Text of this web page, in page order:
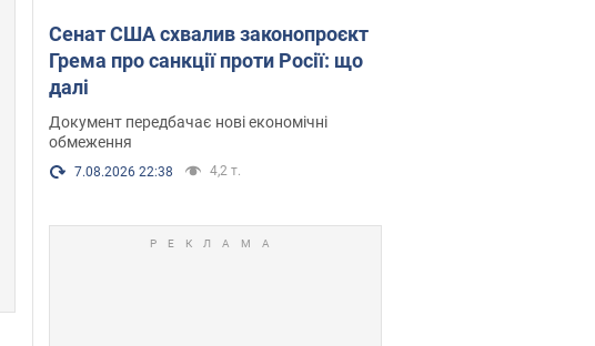
Сенат США схвалив законопроєкт
Грема про санкції проти Росії: що
далі
Документ передбачає нові економічні
обмеження
7.08.2026 22:38 4,2 т.